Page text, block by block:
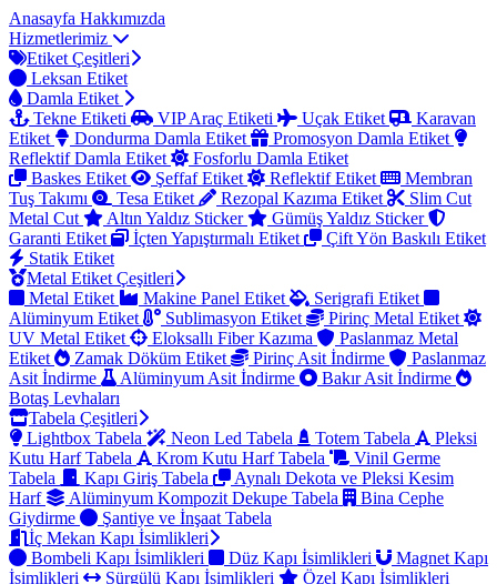
Anasayfa Hakkımızda
Hizmetlerimiz
Etiket Çeşitleri
Leksan Etiket
Damla Etiket
Tekne Etiketi
VIP Araç Etiketi Uçak Etiket
Karavan
Etiket
Dondurma Damla Etiket
Promosyon Damla Etiket
Reflektif Damla Etiket
Fosforlu Damla Etiket
Baskes Etiket
Şeffaf Etiket Reflektif Etiket
Membran
Tuş Takımı
Tesa Etiket Rezopal Kazıma Etiket
Slim Cut
Metal Cut
Altın Yaldız Sticker
Gümüş Yaldız Sticker
Garanti Etiket
İçten Yapıştırmalı Etiket
Çift Yön Baskılı Etiket
Statik Etiket
Metal Etiket Çeşitleri
Metal Etiket
Makine Panel Etiket
Serigrafi Etiket
Alüminyum Etiket
Sublimasyon Etiket
Pirinç Metal Etiket
UV Metal Etiket
Eloksallı Fiber Kazıma
Paslanmaz Metal
Etiket
Zamak Döküm Etiket Pirinç Asit İndirme
Paslanmaz
Asit İndirme
Alüminyum Asit İndirme
Bakır Asit İndirme
Botaş Levhaları
Tabela Çeşitleri
Lightbox Tabela
Neon Led Tabela Totem Tabela
Pleksi
Kutu Harf Tabela
Krom Kutu Harf Tabela
Vinil Germe
Tabela
Kapı Giriş Tabela
Aynalı Dekota ve Pleksi Kesim
Harf
Alüminyum Kompozit Dekupe Tabela
Bina Cephe
Giydirme
Şantiye ve İnşaat Tabela
İç Mekan Kapı İsimlikleri
Bombeli Kapı İsimlikleri
Düz Kapı İsimlikleri
Magnet Kapı
İsimlikleri
Sürgülü Kapı İsimlikleri
Özel Kapı İsimlikleri